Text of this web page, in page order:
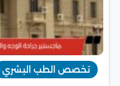
تخصص الطب البشري